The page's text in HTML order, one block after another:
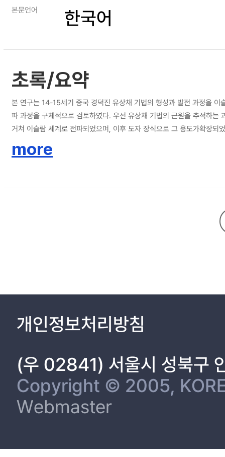
본문언어 한국어
초록/요약
본 연구는 14-15세기 중국 경덕진 유상채 기법의 형성과 발전 과정을
파 과정을 구체적으로 검토하였다. 우선 유상채 기법의 근원을 추적하
거쳐 이슬람 세계로 전파되었으며, 이후 도자 장식으로 그 용도가확장
입증하였다. 이는 15세기 명대두채 발전의 기술적 토대가 되었으며, 특
more
개인정보처리방침
(우 02841) 서울시 성북구
Copyright © 2005,
Webmaster